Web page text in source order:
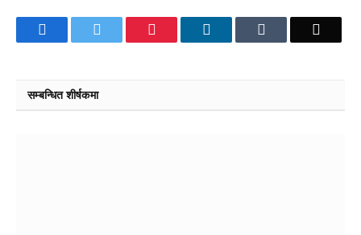
Facebook Pinterest LinkedIn
सम्बन्धित शीर्षकमा